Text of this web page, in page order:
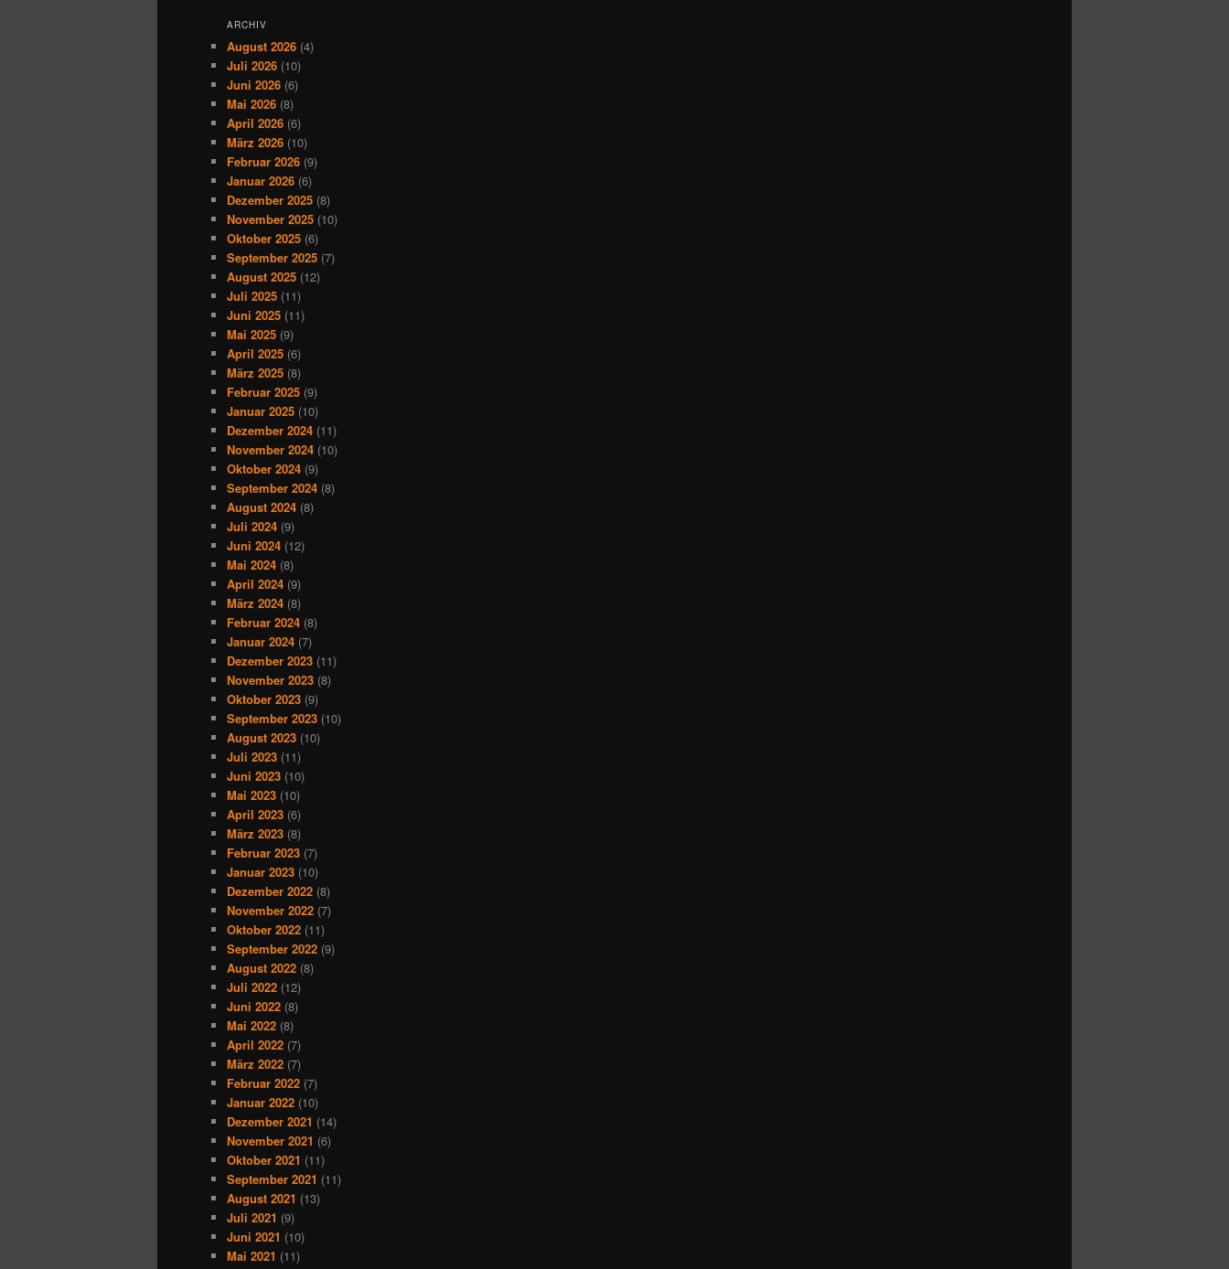
ARCHIV
August 2026 (4)
Juli 2026 (10)
Juni 2026 (6)
Mai 2026 (8)
April 2026 (6)
März 2026 (10)
Februar 2026 (9)
Januar 2026 (6)
Dezember 2025 (8)
November 2025 (10)
Oktober 2025 (6)
September 2025 (7)
August 2025 (12)
Juli 2025 (11)
Juni 2025 (11)
Mai 2025 (9)
April 2025 (6)
März 2025 (8)
Februar 2025 (9)
Januar 2025 (10)
Dezember 2024 (11)
November 2024 (10)
Oktober 2024 (9)
September 2024 (8)
August 2024 (8)
Juli 2024 (9)
Juni 2024 (12)
Mai 2024 (8)
April 2024 (9)
März 2024 (8)
Februar 2024 (8)
Januar 2024 (7)
Dezember 2023 (11)
November 2023 (8)
Oktober 2023 (9)
September 2023 (10)
August 2023 (10)
Juli 2023 (11)
Juni 2023 (10)
Mai 2023 (10)
April 2023 (6)
März 2023 (8)
Februar 2023 (7)
Januar 2023 (10)
Dezember 2022 (8)
November 2022 (7)
Oktober 2022 (11)
September 2022 (9)
August 2022 (8)
Juli 2022 (12)
Juni 2022 (8)
Mai 2022 (8)
April 2022 (7)
März 2022 (7)
Februar 2022 (7)
Januar 2022 (10)
Dezember 2021 (14)
November 2021 (6)
Oktober 2021 (11)
September 2021 (11)
August 2021 (13)
Juli 2021 (9)
Juni 2021 (10)
Mai 2021 (11)